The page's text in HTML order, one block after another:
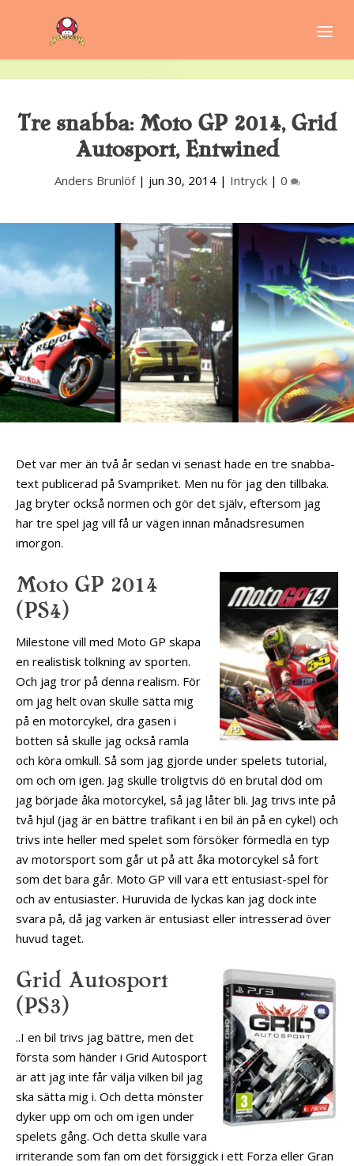
Tre snabba: Moto GP 2014, Grid
Autosport, Entwined
Anders Brunlöf| jun 30, 2014| Intryck| 0
Det var mer än två år sedan vi senast hade en tre snabba-
text publicerad på Svampriket. Men nu för jag den tillbaka.
Jag bryter också normen och gör det själv, eftersom jag
har tre spel jag vill få ur vägen innan månadsresumen
imorgon.
Moto GP 2014
(PS4)
Milestone vill med Moto GP skapa
en realistisk tolkning av sporten.
Och jag tror på denna realism. För
om jag helt ovan skulle sätta mig
på en motorcykel, dra gasen i
botten så skulle jag också ramla
och köra omkull. Så som jag gjorde under spelets tutorial,
om och om igen. Jag skulle troligtvis dö en brutal död om
jag började åka motorcykel, så jag låter bli. Jag trivs inte på
två hjul (jag är en bättre trafikant i en bil än på en cykel) och
trivs inte heller med spelet som försöker förmedla en typ
av motorsport som går ut på att åka motorcykel så fort
som det bara går. Moto GP vill vara ett entusiast-spel för
och av entusiaster. Huruvida de lyckas kan jag dock inte
svara på, då jag varken är entusiast eller intresserad över
huvud taget.
Grid Autosport
(PS3)
..I en bil trivs jag bättre, men det
första som händer i Grid Autosport
är att jag inte får välja vilken bil jag
ska sätta mig i. Och detta mönster
dyker upp om och om igen under
spelets gång. Och detta skulle vara
irriterande som fan om det försiggick i ett Forza eller Gran